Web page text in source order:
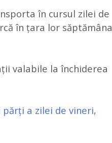
în cursul zilei de
în țara lor săptămâna
valabile la închiderea
a zilei de vineri,